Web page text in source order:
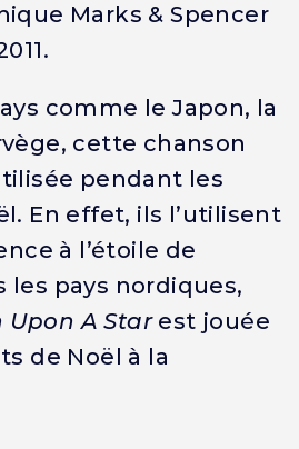
Marks & Spencer
comme le Japon, la
cette chanson
pendant les
En effet, ils l’utilisent
à l’étoile de
les pays nordiques,
Upon A Starest jouée
de Noël à la